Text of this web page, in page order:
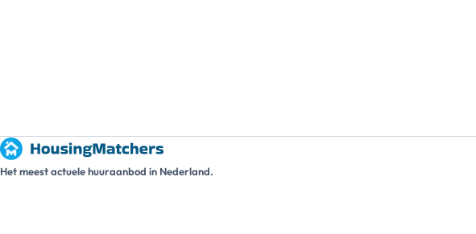
Het meest actuele huuraanbod in Nederland.